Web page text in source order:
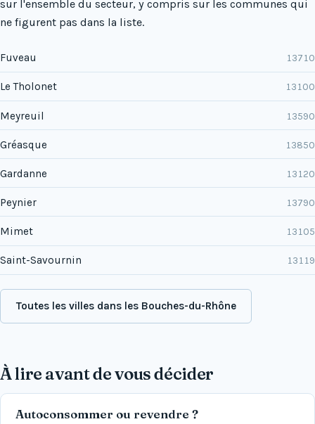
sur l'ensemble du secteur, y compris sur les communes qui
ne figurent pas dans la liste.
Fuveau 13710
Le Tholonet 13100
Meyreuil 13590
Gréasque 13850
Gardanne 13120
Peynier 13790
Mimet 13105
Saint-Savournin 13119
Toutes les villes dans les Bouches-du-Rhône
À lire avant de vous décider
Autoconsommer ou revendre ?